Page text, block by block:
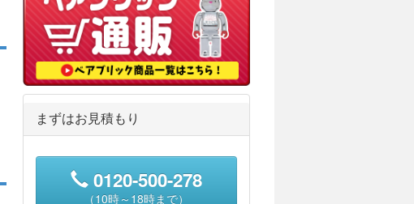
まずはお見積もり
0120-500-278
（10時～18時まで）